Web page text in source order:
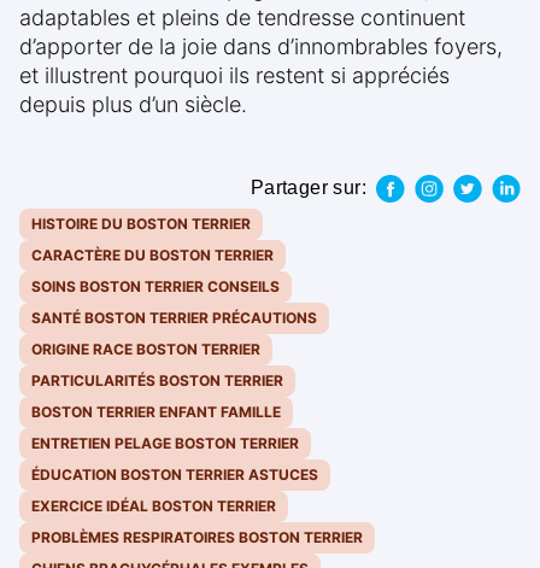
adaptables et pleins de tendresse continuent
d’apporter de la joie dans d’innombrables foyers,
et illustrent pourquoi ils restent si appréciés
depuis plus d’un siècle.
Partager sur:
HISTOIRE DU BOSTON TERRIER
CARACTÈRE DU BOSTON TERRIER
SOINS BOSTON TERRIER CONSEILS
SANTÉ BOSTON TERRIER PRÉCAUTIONS
ORIGINE RACE BOSTON TERRIER
PARTICULARITÉS BOSTON TERRIER
BOSTON TERRIER ENFANT FAMILLE
ENTRETIEN PELAGE BOSTON TERRIER
ÉDUCATION BOSTON TERRIER ASTUCES
EXERCICE IDÉAL BOSTON TERRIER
PROBLÈMES RESPIRATOIRES BOSTON TERRIER